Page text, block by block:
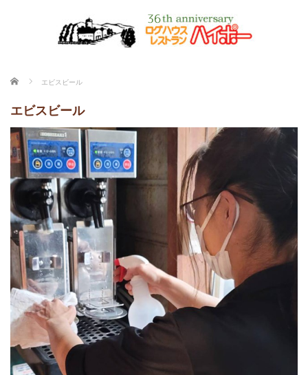
ホーム エビスビール
エビスビール